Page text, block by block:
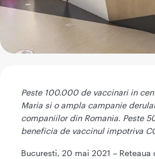
Peste 100.000 de vaccinari in
Maria si o ampla campanie
companiilor din Romania. Peste
beneficia de vaccinul impotriva
Bucuresti, 20 mai 2021 – Reteaua